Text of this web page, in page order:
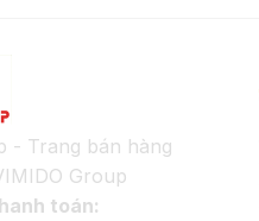
- Trang bán hàng
Group
toán: